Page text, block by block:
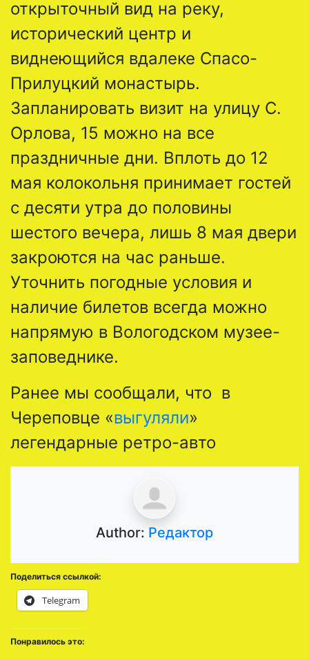
открыточный вид на реку,
исторический центр и
виднеющийся вдалеке Спасо-
Прилуцкий монастырь.
Запланировать визит на улицу С.
Орлова, 15 можно на все
праздничные дни. Вплоть до 12
мая колокольня принимает гостей
с десяти утра до половины
шестого вечера, лишь 8 мая двери
закроются на час раньше.
Уточнить погодные условия и
наличие билетов всегда можно
напрямую в Вологодском музее-
заповеднике.
Ранее мы сообщали, что в
Череповце «выгуляли»
легендарные ретро-авто
Author: Редактор
Поделиться ссылкой:
Telegram
Понравилось это: